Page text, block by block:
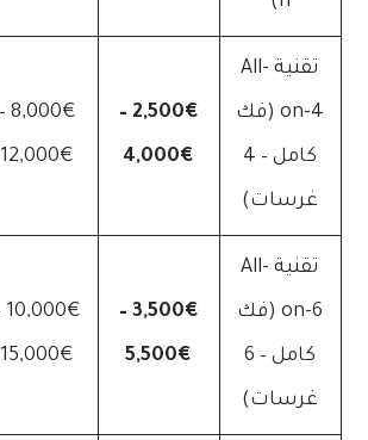
تقنية All-
on-4 (فك
كامل – 4
غرسات)
2,500€ –
4,000€
8,000€ –
12,000€
تقنية All-
on-6 (فك
كامل – 6
غرسات)
3,500€ –
5,500€
15,000€